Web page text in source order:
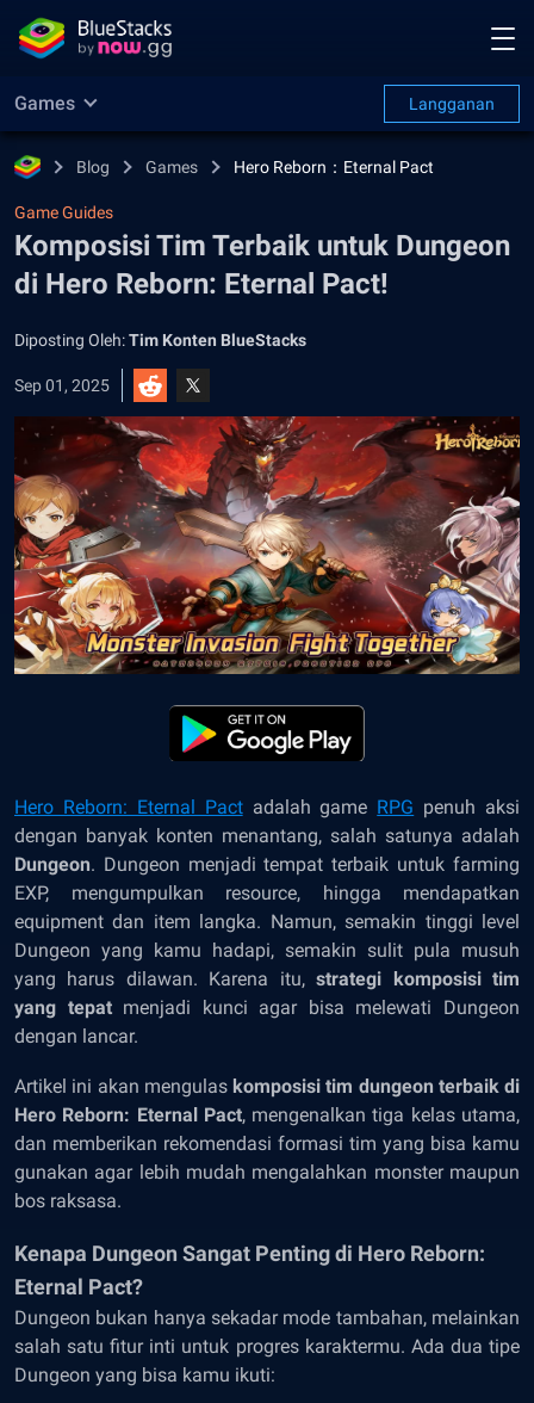
Games Langganan
Blog Games Hero Reborn：Eternal Pact
Game Guides
Komposisi Tim Terbaik untuk Dungeon
di Hero Reborn: Eternal Pact!
Diposting Oleh:Tim Konten BlueStacks
Sep 01, 2025
Hero Reborn: Eternal Pactadalah game RPG penuh aksi
dengan banyak konten menantang, salah satunya adalah
Dungeon. Dungeon menjadi tempat terbaik untuk farming
EXP, mengumpulkan resource, hingga mendapatkan
equipment dan item langka. Namun, semakin tinggi level
Dungeon yang kamu hadapi, semakin sulit pula musuh
yang harus dilawan. Karena itu,strategi komposisi tim
yang tepatmenjadi kunci agar bisa melewati Dungeon
dengan lancar.
Artikel ini akan mengulas komposisi tim dungeon terbaik di
Hero Reborn: Eternal Pact, mengenalkan tiga kelas utama,
dan memberikan rekomendasi formasi tim yang bisa kamu
gunakan agar lebih mudah mengalahkan monster maupun
bos raksasa.
Kenapa Dungeon Sangat Penting di Hero Reborn:
Eternal Pact?
Dungeon bukan hanya sekadar mode tambahan, melainkan
salah satu fitur inti untuk progres karaktermu. Ada dua tipe
Dungeon yang bisa kamu ikuti: